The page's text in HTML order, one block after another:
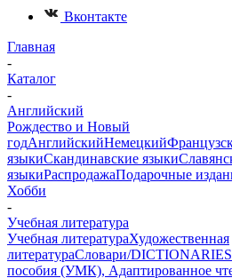
Вконтакте
Главная
-
Каталог
-
Английский
Рождество и Новый
годАнглийскийНемецкий
языкиСкандинавские языки
языкиРаспродажаПодарочные
Хобби
-
Учебная литература
Учебная литератураХудожественная
литератураСловари/DICTIONARIES
пособия (УМК), Адаптированное